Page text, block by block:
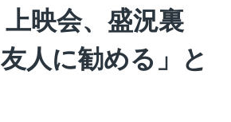
映会、盛況裏
人に勧める」と